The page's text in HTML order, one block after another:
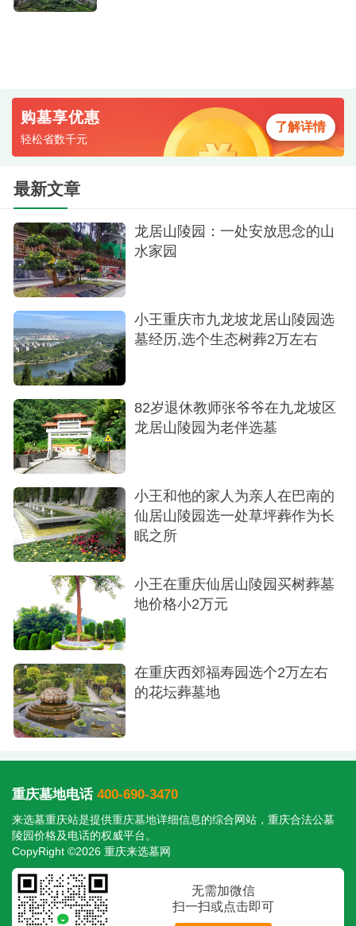
所有费用（刻字、瓷像等可选项目单独报价），主
签订合同时，父亲特意要求在碑文上加刻"勤俭
传家"四个字——这正是爷爷常挂嘴边的家训。
挑选墓碑
回程时雨停了，父亲望着车窗外说："老头子肯
定满意，价钱合适，离家又近，清明重阳我们走几
步路就能来看他。"是啊，墓地不在于豪华，而在于
这份踏实的心安。
温馨提示：
①建议工作日前往，周末选墓家属较多
②可搭乘轨道交通3号线至四公里站，转乘摆渡
购墓享优惠
轻松省数千元
了解详情
最新文章
龙居山陵园：一处安放思念的山
水家园
小王重庆市九龙坡龙居山陵园选
墓经历,选个生态树葬2万左右
82岁退休教师张爷爷在九龙坡区
龙居山陵园为老伴选墓
小王和他的家人为亲人在巴南的
仙居山陵园选一处草坪葬作为长
眠之所
小王在重庆仙居山陵园买树葬墓
地价格小2万元
在重庆西郊福寿园选个2万左右
的花坛葬墓地
重庆墓地电话 400-690-3470
来选墓重庆站是提供重庆墓地详细信息的综合网站，重庆合法公墓
陵园价格及电话的权威平台。
CopyRight ©2026 重庆来选墓网
无需加微信
扫一扫或点击即可